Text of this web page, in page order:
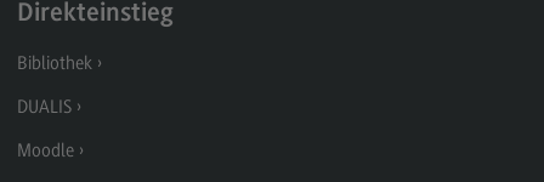
Kontakt
Data Science and Artificial Intelligence
Data Science and Artificial Intelligence
Profil-O-Mat Data Science and Artificial
Direkteinstieg
Bibliothek
DUALIS
Moodle